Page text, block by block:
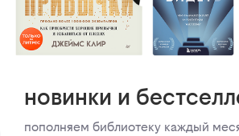
новинки и
пополняем библиотеку каждый